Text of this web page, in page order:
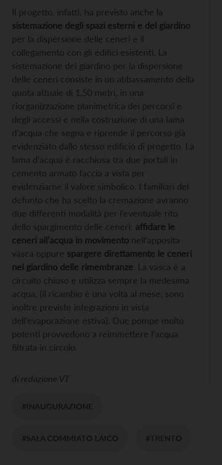
Il progetto, infatti, ha previsto anche la
sistemazione degli spazi esterni e del giardino
per la dispersione delle ceneri e il
collegamento con gli edifici esistenti. La
sistemazione del giardino per la dispersione
delle ceneri consiste in un abbassamento della
quota attuale di 1,50 metri, in una
riorganizzazione planimetrica dei percorsi e
degli accessi e nella costruzione di una lama
d’acqua che segna e riprende il percorso già
evidenziato dallo stesso edificio di progetto. La
lama d’acqua è racchiusa tra due portali in
cemento armato faccia a vista per
evidenziarne il valore simbolico. I familiari del
defunto che ha scelto la cremazione avranno
due differenti modalità per l’eventuale rito
dello spargimento delle ceneri: affidare le
ceneri all’acqua in movimento nell’apposita
vasca oppure spargere direttamente le ceneri
nel giardino delle rimembranze. La vasca è a
circuito chiuso e utilizza sempre la medesima
acqua, (il ricambio è una volta al mese, sono
inoltre previste integrazioni in vista
dell’evaporazione estiva). Due pompe molto
potenti provvedono a reimmettere l’acqua
filtrata in circolo.
di redazione VT
#INAUGURAZIONE
#SALA COMMIATO LAICO #TRENTO